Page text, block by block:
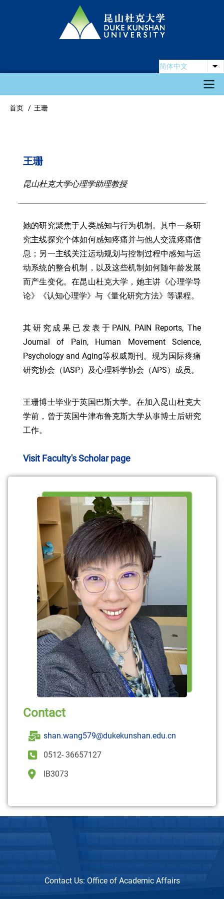
简体中文
Main
首页 王珊
王珊
昆山杜克大学心理学助理教授
她的研究聚焦于人类感知与行为机制。其中一条研
究主线探究个体如何感知疼痛并与他人交流疼痛信
息；另一主线关注运动规划与控制过程中感知与运
动系统的整合机制，以及这些机制如何随年龄发展
而产生变化。在昆山杜克大学，她主讲《心理学导
论》《认知心理学》与《量化研究方法》等课程。
其研究成果已发表于PAIN, PAIN Reports, The
Journal of Pain, Human Movement Science,
Psychology and Aging等权威期刊。现为国际疼痛
研究协会（IASP）及心理科学协会（APS）成员。
王珊博士毕业于英国巴斯大学。在加入昆山杜克大
学前，曾于英国牛津布鲁克斯大学从事博士后研究
工作。
Visit Faculty's Scholar page
Contact
shan.wang579@dukekunshan.edu.cn
0512- 36657127
IB3073
Contact Us: Office of Academic Affairs